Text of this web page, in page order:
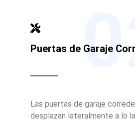
Puertas de Garaje
Las puertas de garaje
desplazan lateralmente a lo